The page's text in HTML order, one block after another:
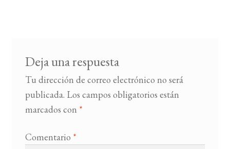
Deja una respuesta
Tu dirección de correo electrónico no será
publicada. Los campos obligatorios están
marcados con *
Comentario *